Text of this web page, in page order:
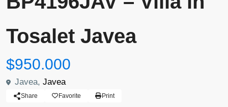
Tosalet Javea
$950.000
Javea, Javea
Share Favorite Print